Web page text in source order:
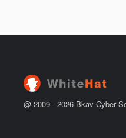
@ 2009 - 2026 Bkav Cyber